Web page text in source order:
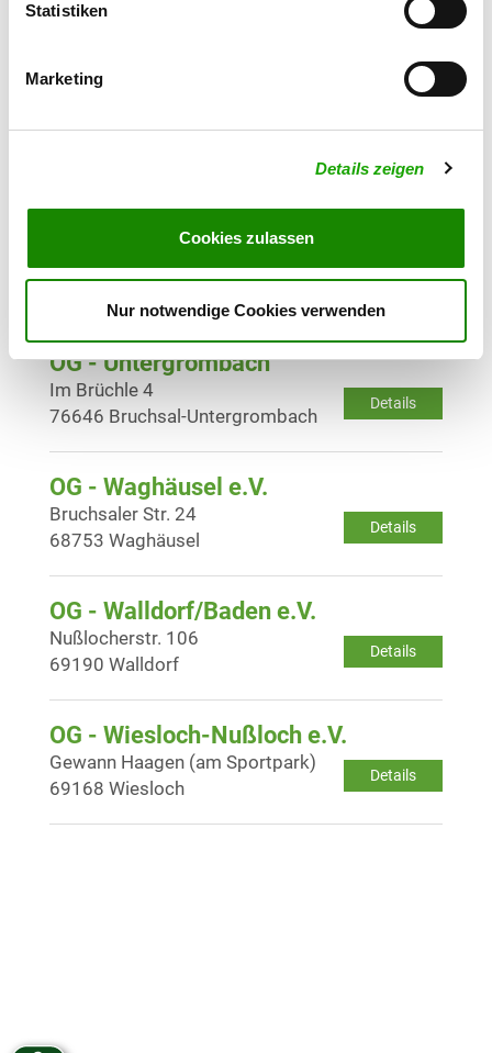
Statistiken
Marketing
Details zeigen
Cookies zulassen
Nur notwendige Cookies verwenden
Details
Alte Landstr. B 39
OG - Steinsberg e.V., Sitz Sinsheim
Details
Schattenhälde
OG - Untergrombach
Details
Im Brüchle 4
76646 Bruchsal-Untergrombach
OG - Waghäusel e.V.
Details
Bruchsaler Str. 24
68753 Waghäusel
OG - Walldorf/Baden e.V.
Details
Nußlocherstr. 106
69190 Walldorf
OG - Wiesloch-Nußloch e.V.
Details
Gewann Haagen (am Sportpark)
69168 Wiesloch